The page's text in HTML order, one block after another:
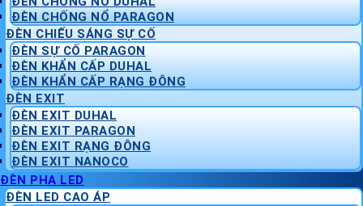
ĐÈN CHỐNG NỔ PARAGON
ĐÈN CHIẾU SÁNG SỰ CỐ
ĐÈN SỰ CỐ PARAGON
ĐÈN KHẨN CẤP DUHAL
ĐÈN KHẨN CẤP RẠNG ĐÔNG
ĐÈN EXIT
ĐÈN EXIT DUHAL
ĐÈN EXIT PARAGON
ĐÈN EXIT RẠNG ĐÔNG
ĐÈN EXIT NANOCO
ĐÈN PHA LED
ĐÈN LED CAO ÁP